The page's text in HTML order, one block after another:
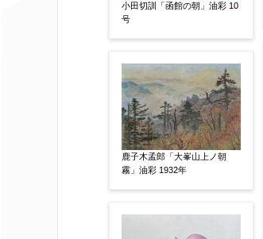
売却希望時期 【任意】
すぐに売りたい
他社様の査定価格 【任意
会社名：
※他社様からご提示され
事申し上げます。
小田切訓「函館の朝」油彩 10
号
鹿子木孟郎「大峯山上ノ朝
霧」油彩 1932年